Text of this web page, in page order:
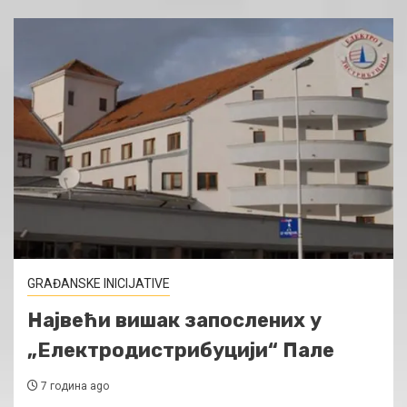
GRAĐANSKE INICIJATIVE
Највећи вишак запослених у
„Електродистрибуцији“ Пале
7 година ago